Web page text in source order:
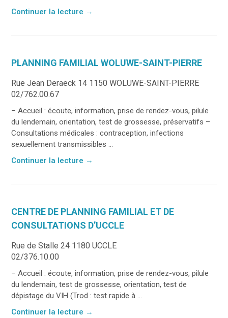
Continuer la lecture →
PLANNING FAMILIAL WOLUWE-SAINT-PIERRE
Rue Jean Deraeck 14 1150 WOLUWE-SAINT-PIERRE
02/762.00.67
– Accueil : écoute, information, prise de rendez-vous, pilule
du lendemain, orientation, test de grossesse, préservatifs –
Consultations médicales : contraception, infections
sexuellement transmissibles ...
Continuer la lecture →
CENTRE DE PLANNING FAMILIAL ET DE
CONSULTATIONS D’UCCLE
Rue de Stalle 24 1180 UCCLE
02/376.10.00
– Accueil : écoute, information, prise de rendez-vous, pilule
du lendemain, test de grossesse, orientation, test de
dépistage du VIH (Trod : test rapide à ...
Continuer la lecture →